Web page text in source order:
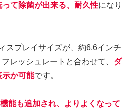
て除菌が出来る、耐久性になり
スプレイサイズが、約6.6インチ
レッシュレートと合わせて、 ダ
示か可能です。
能も追加され、よりよくなって